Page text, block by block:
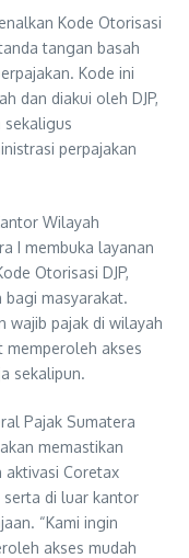
Kode Otorisasi
tangan basah
Kode ini
dan diakui oleh DJP,
sekaligus
perpajakan
Wilayah
I membuka layanan
Otorisasi DJP,
bagi masyarakat.
wajib pajak di wilayah
memperoleh akses
sekalipun.
Pajak Sumatera
memastikan
aktivasi Coretax
serta di luar kantor
“Kami ingin
akses mudah